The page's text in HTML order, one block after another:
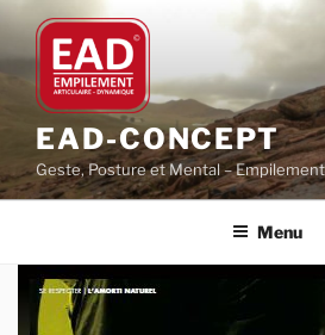
Aller
contenu
principal
EAD-CONCEPT
Geste, Posture et Mental –
Menu